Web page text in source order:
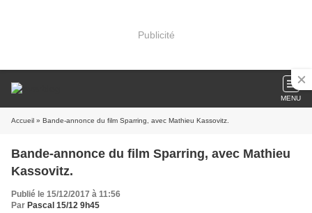
Publicité
MENU
Accueil » Bande-annonce du film Sparring, avec Mathieu Kassovitz.
Bande-annonce du film Sparring, avec Mathieu
Kassovitz.
Publié le 15/12/2017 à 11:56
Par Pascal 15/12 9h45